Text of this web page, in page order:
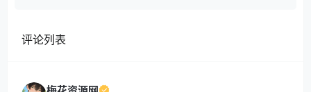
评论列表